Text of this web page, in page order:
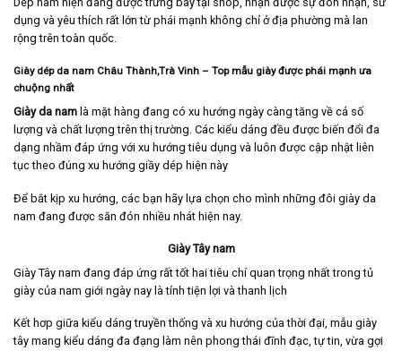
dụng và yêu thích rất lớn từ phái mạnh không chỉ ở địa phường mà lan
rộng trên toàn quốc.
Giày dép da nam Châu Thành,Trà Vinh – Top mẫu giày được phái mạnh ưa
chuộng nhất
Giày da nam là mặt hàng đang có xu hướng ngày càng tăng về cả số
lượng và chất lượng trên thị trường. Các kiểu dáng đều được biến đổi đa
dạng nhầm đáp ứng với xu hướng tiêu dụng và luôn được cập nhật liên
tục theo đúng xu hướng giầy dép hiện này
Để bắt kịp xu hướng, các bạn hãy lựa chọn cho mình những đôi giày da
nam đang được săn đón nhiều nhát hiện nay.
Giày Tây nam
Giày Tây nam đang đáp ứng rất tốt hai tiêu chí quan trọng nhất trong tủ
giày của nam giới ngày nay là tính tiện lợi và thanh lịch
Kết hơp giữa kiểu dáng truyền thống và xu hướng của thời đại, mẫu giày
tây mang kiểu dáng đa đạng làm nên phong thái đĩnh đạc, tự tin, vừa gợi